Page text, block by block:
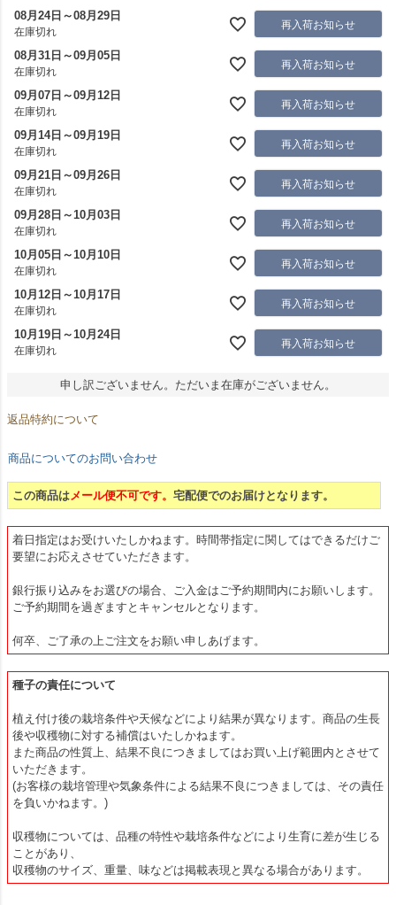
08月24日～08月29日
在庫切れ
再入荷お知らせ
08月31日～09月05日
在庫切れ
再入荷お知らせ
09月07日～09月12日
在庫切れ
再入荷お知らせ
09月14日～09月19日
在庫切れ
再入荷お知らせ
09月21日～09月26日
在庫切れ
再入荷お知らせ
09月28日～10月03日
在庫切れ
再入荷お知らせ
10月05日～10月10日
在庫切れ
再入荷お知らせ
10月12日～10月17日
在庫切れ
再入荷お知らせ
10月19日～10月24日
在庫切れ
再入荷お知らせ
申し訳ございません。ただいま在庫がございません。
返品特約について
商品についてのお問い合わせ
この商品はメール便不可です。 宅配便でのお届けとなります。
着日指定はお受けいたしかねます。時間帯指定に関してはできるだけご
要望にお応えさせていただきます。
銀行振り込みをお選びの場合、ご入金はご予約期間内にお願いします。
ご予約期間を過ぎますとキャンセルとなります。
何卒、ご了承の上ご注文をお願い申しあげます。
種子の責任について
植え付け後の栽培条件や天候などにより結果が異なります。商品の生長
後や収穫物に対する補償はいたしかねます。
また商品の性質上、結果不良につきましてはお買い上げ範囲内とさせて
いただきます。
(お客様の栽培管理や気象条件による結果不良につきましては、その責任
を負いかねます。)
収穫物については、品種の特性や栽培条件などにより生育に差が生じる
ことがあり、
収穫物のサイズ、重量、味などは掲載表現と異なる場合があります。